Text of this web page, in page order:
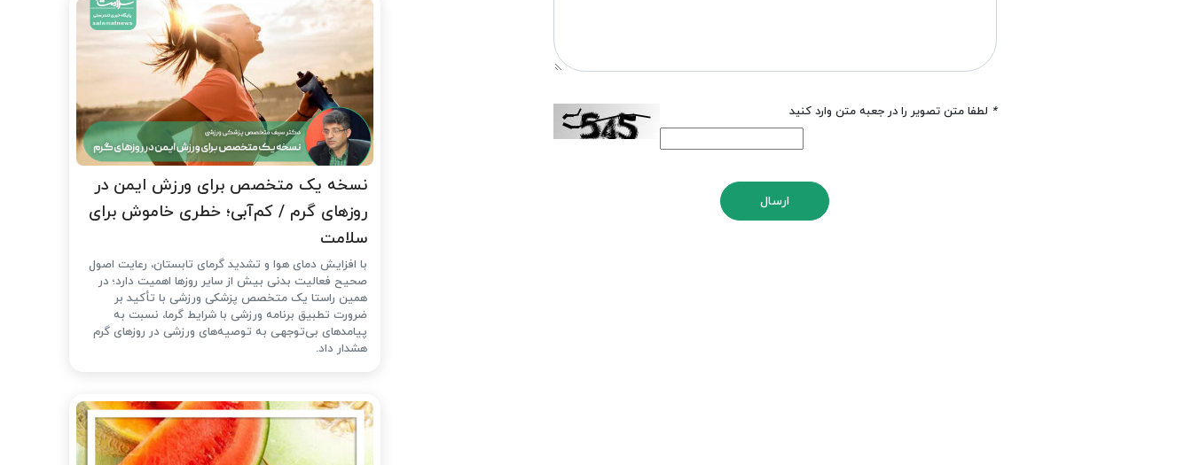
* لطفا متن تصویر را در جعبه متن وارد کنید
ارسال
نسخه یک متخصص برای ورزش ایمن در
روزهای گرم / کم‌آبی؛ خطری خاموش برای
سلامت
با افزایش دمای هوا و تشدید گرمای تابستان، رعایت اصول
صحیح فعالیت بدنی بیش از سایر روزها اهمیت دارد؛ در
همین راستا یک متخصص پزشکی ورزشی با تأکید بر
ضرورت تطبیق برنامه ورزشی با شرایط گرما، نسبت به
پیامدهای بی‌توجهی به توصیه‌های ورزشی در روزهای گرم
هشدار داد.